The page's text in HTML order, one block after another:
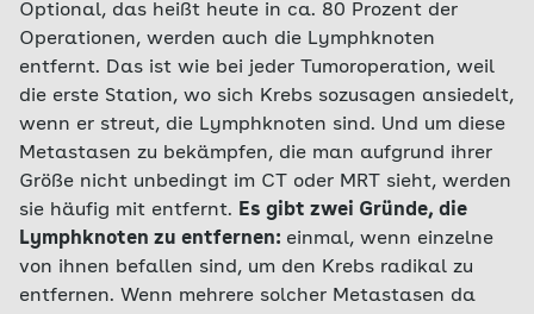
Optional, das heißt heute in ca. 80 Prozent der
Operationen, werden auch die Lymphknoten
entfernt. Das ist wie bei jeder Tumoroperation, weil
die erste Station, wo sich Krebs sozusagen ansiedelt,
wenn er streut, die Lymphknoten sind. Und um diese
Metastasen zu bekämpfen, die man aufgrund ihrer
Größe nicht unbedingt im CT oder MRT sieht, werden
sie häufig mit entfernt. Es gibt zwei Gründe, die
Lymphknoten zu entfernen: einmal, wenn einzelne
von ihnen befallen sind, um den Krebs radikal zu
entfernen. Wenn mehrere solcher Metastasen da